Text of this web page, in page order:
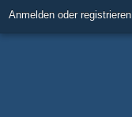
Anmelden oder registrieren